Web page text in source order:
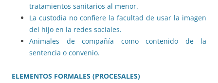
tratamientos sanitarios al menor.
La custodia no confiere la facultad de usar la imagen
del hijo en la redes sociales.
Animales de compañía como contenido de la
sentencia o convenio.
ELEMENTOS FORMALES (PROCESALES)